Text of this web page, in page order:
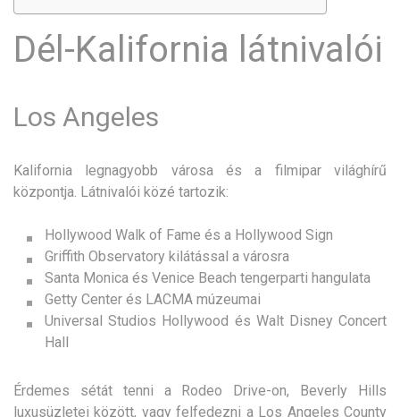
Dél-Kalifornia látnivalói
Los Angeles
Kalifornia legnagyobb városa és a filmipar világhírű
központja. Látnivalói közé tartozik:
Hollywood Walk of Fame és a Hollywood Sign
Griffith Observatory kilátással a városra
Santa Monica és Venice Beach tengerparti hangulata
Getty Center és LACMA múzeumai
Universal Studios Hollywood és Walt Disney Concert
Hall
Érdemes sétát tenni a Rodeo Drive-on, Beverly Hills
luxusüzletei között, vagy felfedezni a Los Angeles County